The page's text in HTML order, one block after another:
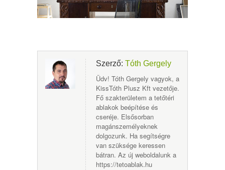
Szerző: Tóth Gergely
Üdv! Tóth Gergely vagyok, a
KissTóth Plusz Kft vezetője.
Fő szakterületem a tetőtéri
ablakok beépítése és
cseréje. Elsősorban
magánszemélyeknek
dolgozunk. Ha segítségre
van szüksége keressen
bátran. Az új weboldalunk a
https://tetoablak.hu